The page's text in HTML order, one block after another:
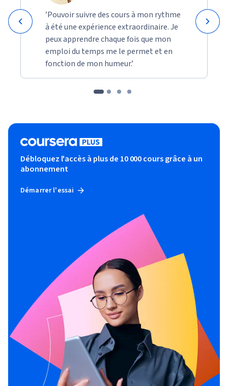
’Pouvoir suivre des cours à mon rythme
à été une expérience extraordinaire. Je
peux apprendre chaque fois que mon
emploi du temps me le permet et en
fonction de mon humeur.’
Débloquez l'accès à plus de 10 000 cours grâce à un
abonnement
Démarrer l'essai